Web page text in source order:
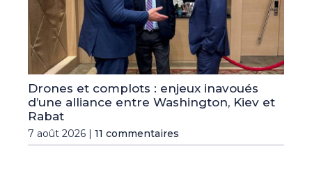
Drones et complots : enjeux inavoués
d’une alliance entre Washington, Kiev et
Rabat
7 août 2026 | 11 commentaires